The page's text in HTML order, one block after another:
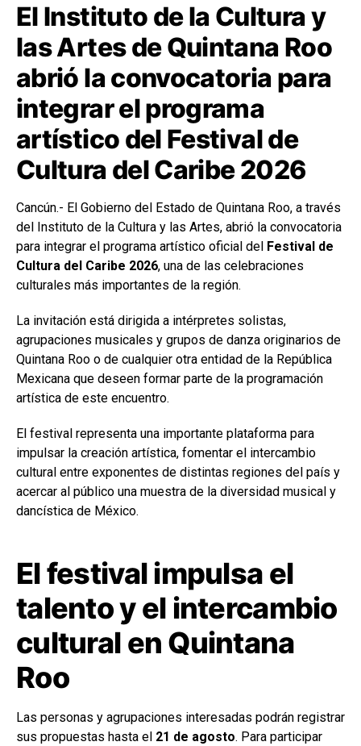
El Instituto de la Cultura y
las Artes de Quintana Roo
abrió la convocatoria para
integrar el programa
artístico del Festival de
Cultura del Caribe 2026
Cancún.- El Gobierno del Estado de Quintana Roo, a través
del Instituto de la Cultura y las Artes, abrió la convocatoria
para integrar el programa artístico oficial del Festival de
Cultura del Caribe 2026, una de las celebraciones
culturales más importantes de la región.
La invitación está dirigida a intérpretes solistas,
agrupaciones musicales y grupos de danza originarios de
Quintana Roo o de cualquier otra entidad de la República
Mexicana que deseen formar parte de la programación
artística de este encuentro.
El festival representa una importante plataforma para
impulsar la creación artística, fomentar el intercambio
cultural entre exponentes de distintas regiones del país y
acercar al público una muestra de la diversidad musical y
dancística de México.
El festival impulsa el
talento y el intercambio
cultural en Quintana
Roo
Las personas y agrupaciones interesadas podrán registrar
sus propuestas hasta el 21 de agosto. Para participar